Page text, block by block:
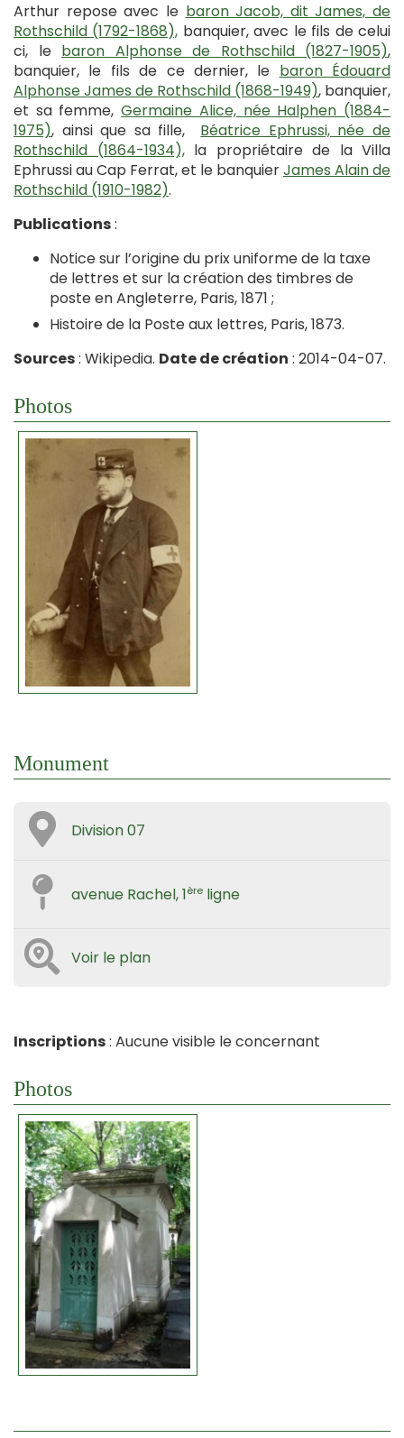
Arthur repose avec le baron Jacob, dit James, de
Rothschild (1792-1868), banquier, avec le fils de celui
ci, le baron Alphonse de Rothschild (1827-1905),
banquier, le fils de ce dernier, le baron Édouard
Alphonse James de Rothschild (1868-1949), banquier,
et sa femme,Germaine Alice, née Halphen (1884-
1975), ainsi que sa fille, Béatrice Ephrussi, née de
Rothschild (1864-1934),la propriétaire de la Villa
Ephrussi au Cap Ferrat, et le banquierJames Alain de
Rothschild (1910-1982).
Publications:
Notice sur l’origine du prix uniforme de la taxe
de lettres et sur la création des timbres de
poste en Angleterre, Paris, 1871 ;
Histoire de la Poste aux lettres, Paris, 1873.
Sources: Wikipedia. Date de création : 2014-04-07.
Photos
Monument
Division 07
avenue Rachel, 1ère ligne
Voir le plan
Inscriptions: Aucune visible le concernant
Photos